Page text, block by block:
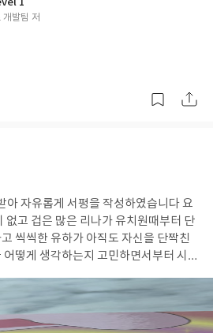
1
개발팀 저
자유롭게 서평을 작성하였습니다 요
없고 겁은 많은 리나가 유치원때부터 단
씩씩한 유하가 아직도 자신을 단짝친
떻게 생각하는지 고민하면서부터 시
귀여운 분홍 토끼로 변신을 한다.순간
당황하지만 그와중에도 평소엔 시금치
맛있어하는 모습이 너무나도 귀여웠다.